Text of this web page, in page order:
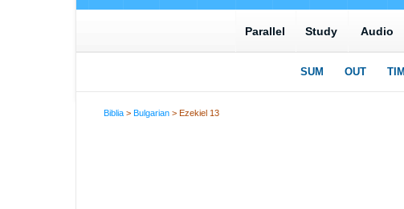
Biblia >Bulgarian > Ezekiel 13